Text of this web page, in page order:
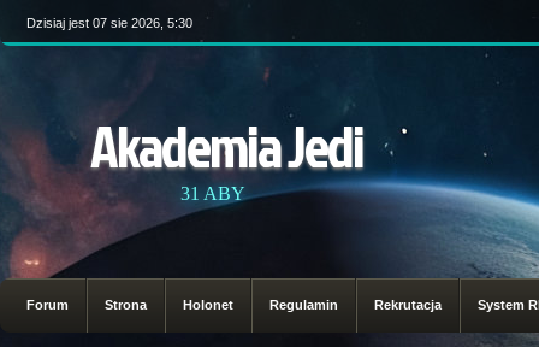
Dzisiaj jest 07 sie 2026, 5:30
Akademia Jedi
31 ABY
Forum Strona Holonet Regulamin Rekrutacja System